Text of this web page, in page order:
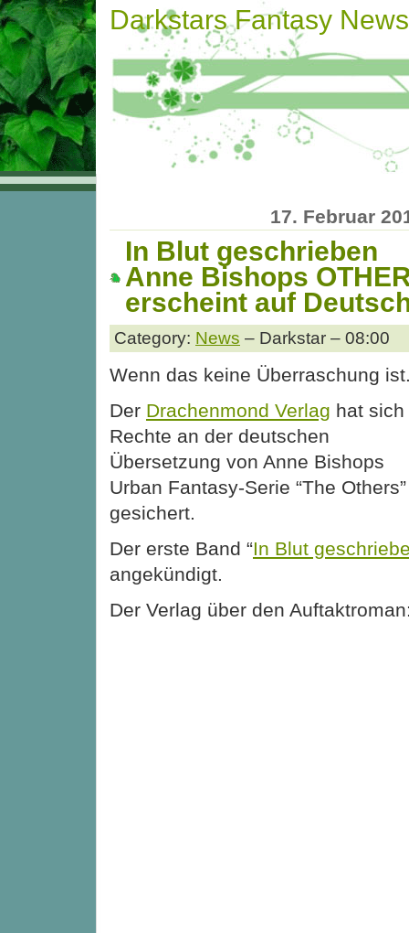
Darkstars Fantasy News
17. Februar
In Blut geschrieben
Anne Bishops
erscheint auf
Category: News – Darkstar – 08:00
Wenn das keine Überraschung
Der Drachenmond Verlag hat sich
Rechte an der deutschen
Übersetzung von Anne Bishops
Urban Fantasy-Serie “The Others”
gesichert.
Der erste Band “In Blut
angekündigt.
Der Verlag über den